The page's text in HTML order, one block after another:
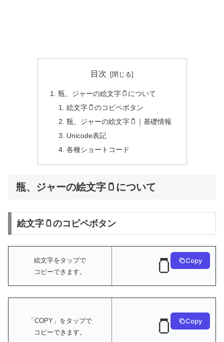
目次
瓶、ジャーの絵文字🫙について
絵文字🫙のコピペボタン
瓶、ジャーの絵文字🫙｜基礎情報
Unicode表記
各種ショートコード
瓶、ジャーの絵文字🫙について
絵文字🫙のコピペボタン
絵文字をタップで
コピーできます。
🫙 Copy
「COPY」をタップで
コピーできます。
🫙 Copy